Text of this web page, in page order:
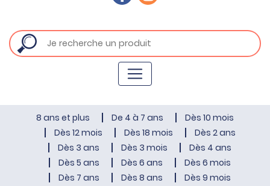
8 ans et plus De 4 à 7 ans
Dès 10 mois
Dès 12 mois
Dès 18 mois
Dès 2 ans
Dès 3 ans
Dès 3 mois
Dès 4 ans
Dès 5 ans
Dès 6 ans
Dès 6 mois
Dès 7 ans
Dès 8 ans
Dès 9 mois